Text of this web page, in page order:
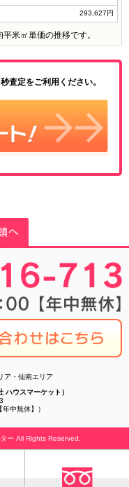
293,627円
米㎡単価の推移です。
査定をご利用ください。
ア・仙南エリア
ハウスマーケット）
中無休】）
ー All Rights Reserved.